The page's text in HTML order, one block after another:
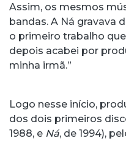
Assim, os mesmos
bandas. A Ná gravava
o primeiro trabalho
depois acabei por
minha irmã.”
Logo nesse início,
dos dois primeiros
1988, e Ná, de 1994),